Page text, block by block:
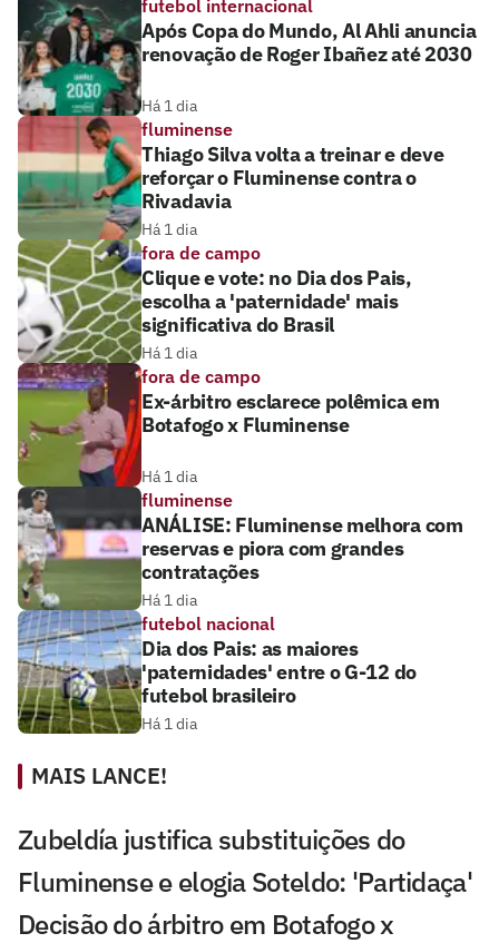
futebol internacional
Após Copa do Mundo, Al Ahli anuncia
renovação de Roger Ibañez até 2030
Há 1 dia
fluminense
Thiago Silva volta a treinar e deve
reforçar o Fluminense contra o
Rivadavia
Há 1 dia
fora de campo
Clique e vote: no Dia dos Pais,
escolha a 'paternidade' mais
significativa do Brasil
Há 1 dia
fora de campo
Ex-árbitro esclarece polêmica em
Botafogo x Fluminense
Há 1 dia
fluminense
ANÁLISE: Fluminense melhora com
reservas e piora com grandes
contratações
Há 1 dia
futebol nacional
Dia dos Pais: as maiores
'paternidades' entre o G-12 do
futebol brasileiro
Há 1 dia
MAIS LANCE!
Zubeldía justifica substituições do
Fluminense e elogia Soteldo: 'Partidaça'
Decisão do árbitro em Botafogo x